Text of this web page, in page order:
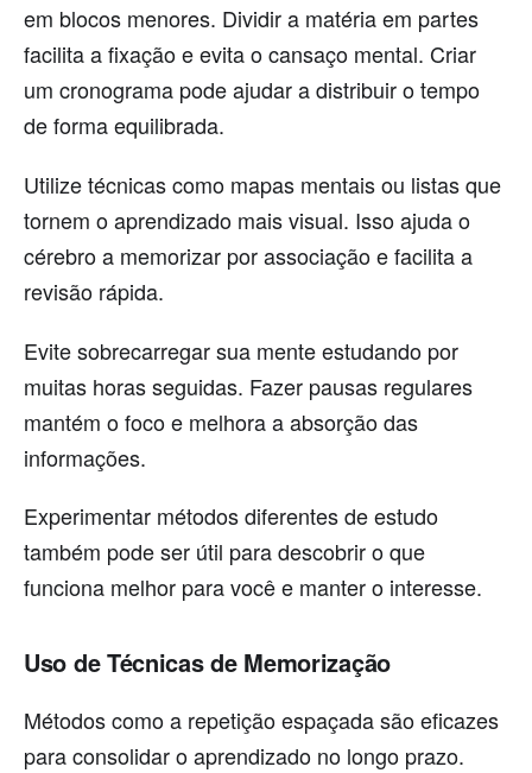
em blocos menores. Dividir a matéria em partes
facilita a fixação e evita o cansaço mental. Criar
um cronograma pode ajudar a distribuir o tempo
de forma equilibrada.
Utilize técnicas como mapas mentais ou listas que
tornem o aprendizado mais visual. Isso ajuda o
cérebro a memorizar por associação e facilita a
revisão rápida.
Evite sobrecarregar sua mente estudando por
muitas horas seguidas. Fazer pausas regulares
mantém o foco e melhora a absorção das
informações.
Experimentar métodos diferentes de estudo
também pode ser útil para descobrir o que
funciona melhor para você e manter o interesse.
Uso de Técnicas de Memorização
Métodos como a repetição espaçada são eficazes
para consolidar o aprendizado no longo prazo.